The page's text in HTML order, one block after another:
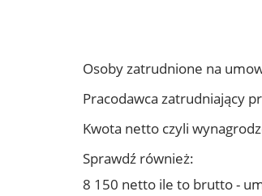
Osoby zatrudnione na
Pracodawca zatrudniający
Kwota netto czyli
Sprawdź również:
8 150 netto ile to brutto -